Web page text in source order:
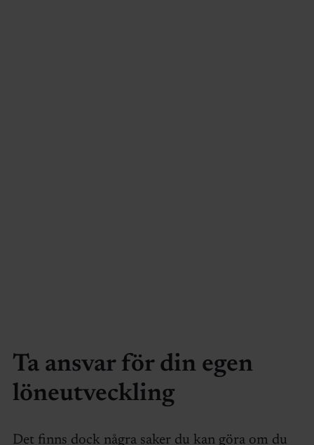
Ta ansvar för din egen
löneutveckling
Det finns dock några saker du kan göra om du